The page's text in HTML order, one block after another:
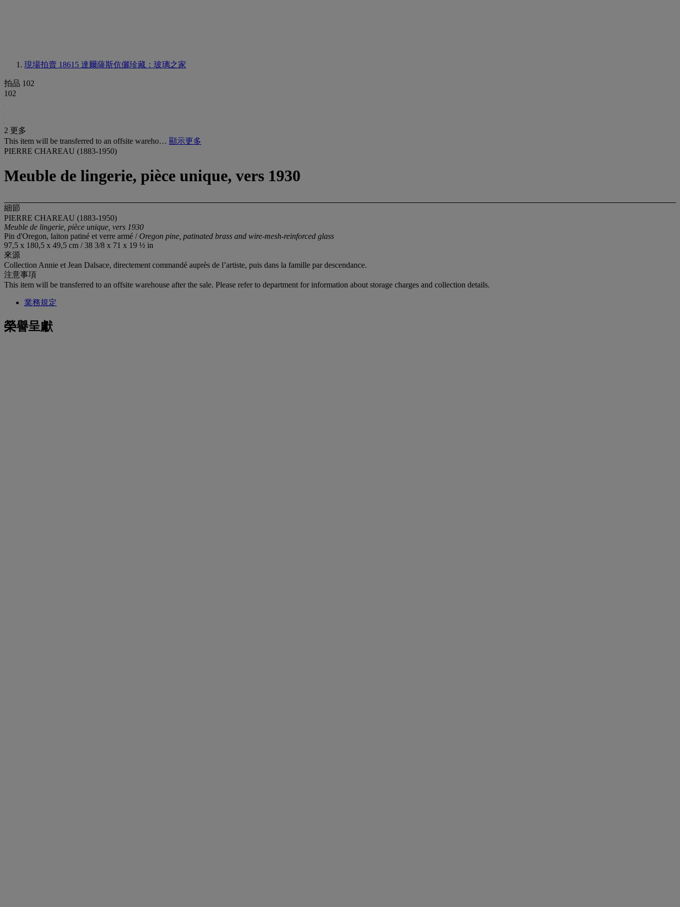
現場拍賣 18615 達爾薩斯伉儷珍藏：玻璃之家
拍品 102
102
2 更多
This item will be transferred to an offsite wareho… 顯示更多
PIERRE CHAREAU (1883-1950)
Meuble de lingerie, pièce unique, vers 1930
細節
PIERRE CHAREAU (1883-1950)
Meuble de lingerie , pièce unique, vers 1930
Pin d'Oregon, laiton patiné et verre armé / Oregon pine, patinated brass and wire-mesh-reinforced glass
97,5 x 180,5 x 49,5 cm / 38 3/8 x 71 x 19 ½ in
來源
Collection Annie et Jean Dalsace, directement commandé auprès de l’artiste, puis dans la famille par descendance.
注意事項
This item will be transferred to an offsite warehouse after the sale. Please refer to department for information about storage charges and collection details.
業務規定
榮譽呈獻